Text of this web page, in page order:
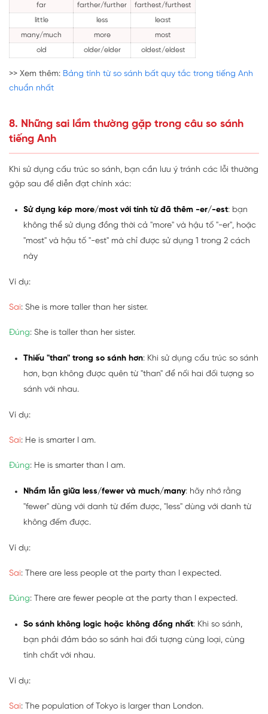
far
farther/further
farthest/furthest
little
less
least
many/much
more
most
old
older/elder oldest/eldest
>> Xem thêm: Bảng tính từ so sánh bất quy tắc trong tiếng Anh
chuẩn nhất
8. Những sai lầm thường gặp trong câu so sánh
tiếng Anh
Khi sử dụng cấu trúc so sánh, bạn cần lưu ý tránh các lỗi thường
gặp sau để diễn đạt chính xác:
Sử dụng kép more/most với tính từ đã thêm -er/-est: bạn
không thể sử dụng đồng thời cả "more" và hậu tố "-er", hoặc
"most" và hậu tố "-est" mà chỉ được sử dụng 1 trong 2 cách
này
Ví dụ:
Sai: She is more taller than her sister.
Đúng: She is taller than her sister.
Thiếu "than" trong so sánh hơn: Khi sử dụng cấu trúc so sánh
hơn, bạn không được quên từ "than" để nối hai đối tượng so
sánh với nhau.
Ví dụ:
Sai: He is smarter I am.
Đúng: He is smarter than I am.
Nhầm lẫn giữa less/fewer và much/many: hãy nhớ rằng
"fewer" dùng với danh từ đếm được, "less" dùng với danh từ
không đếm được.
Ví dụ:
Sai: There are less people at the party than I expected.
Đúng: There are fewer people at the party than I expected.
So sánh không logic hoặc không đồng nhất: Khi so sánh,
bạn phải đảm bảo so sánh hai đối tượng cùng loại, cùng
tính chất với nhau.
Ví dụ:
Sai: The population of Tokyo is larger than London.